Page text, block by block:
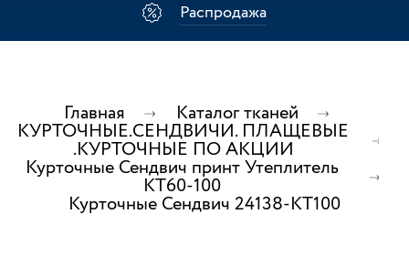
Распродажа
Главная Каталог тканей
КУРТОЧНЫЕ.СЕНДВИЧИ. ПЛАЩЕВЫЕ
.КУРТОЧНЫЕ ПО АКЦИИ
Курточные Сендвич принт Утеплитель
КТ60-100
Курточные Сендвич 24138-КТ100